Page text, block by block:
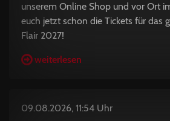
unserem Online Shop und vor Ort
euch jetzt schon die Tickets für das
Flair 2027!
weiterlesen
09.08.2026, 11:54 Uhr